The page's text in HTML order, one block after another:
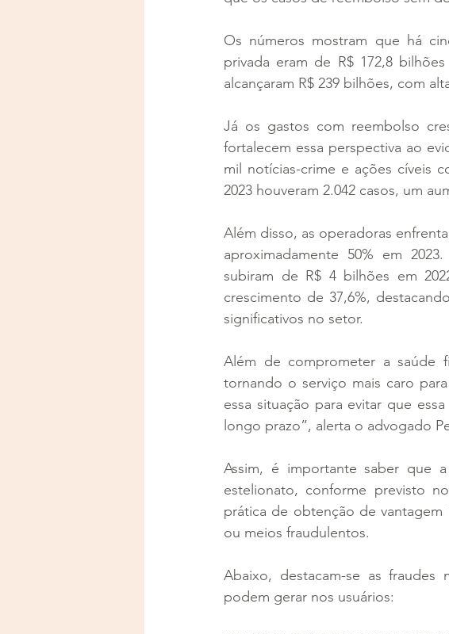
Os números mostram que há
privada eram de R$ 172,8
alcançaram R$ 239 bilhões, com
Já os gastos com reembolso
fortalecem essa perspectiva ao
mil notícias-crime e ações cíveis
2023 houveram 2.042 casos, um
Além disso, as operadoras
aproximadamente 50% em
subiram de R$ 4 bilhões em
crescimento de 37,6%,
significativos no setor.
Além de comprometer a saúde
tornando o serviço mais caro
essa situação para evitar que
longo prazo”, alerta o advogado
Assim, é importante saber que
estelionato, conforme previsto
prática de obtenção de
ou meios fraudulentos.
Abaixo, destacam-se as
podem gerar nos usuários: